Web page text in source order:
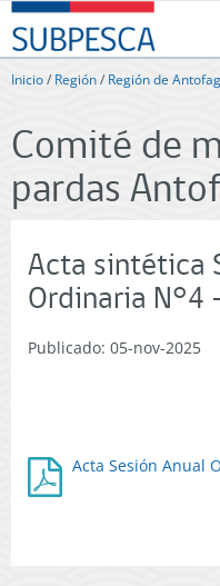
Contenido
principal
SUBPESCA
-
Subsecretaría
y
Acuicultura
-
Gobierno
Chile
Inicio/ Región/ Región de
Comité de
pardas
Acta sintética
Ordinaria
Publicado: 05-nov-2025
Acta Sesión Anual